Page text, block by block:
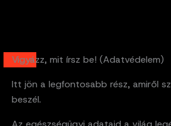
Vigyázz, mit írsz be! (Adatvédelem)
Itt jön a legfontosabb rész, amiről
beszél.